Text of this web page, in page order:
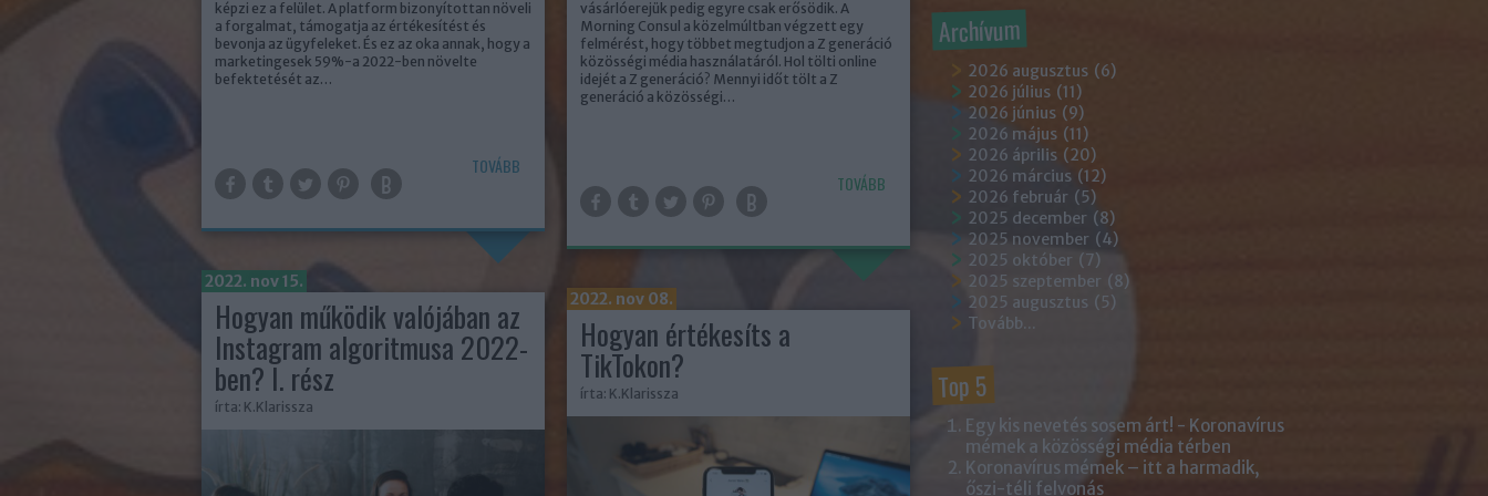
vásárlóerejük pedig egyre csak erősödik. A
Morning Consul a közelmúltban végzett egy
felmérést, hogy többet megtudjon a Z generáció
közösségi média használatáról. Hol tölti online
idejét a Z generáció? Mennyi időt tölt a Z
generáció a közösségi…
TOVÁBB
2022. nov 08.
Hogyan értékesíts a
TikTokon?
írta: K.Klarissza
képzi ez a felület. A platform bizonyítottan növeli
a forgalmat, támogatja az értékesítést és
bevonja az ügyfeleket. És ez az oka annak, hogy a
marketingesek 59%-a 2022-ben növelte
befektetését az…
TOVÁBB
2022. nov 15.
Hogyan működik valójában az
Instagram algoritmusa 2022-
ben? I. rész
írta: K.Klarissza
Archívum
2026 augusztus (6)
2026 július (11)
2026 június (9)
2026 május (11)
2026 április (20)
2026 március (12)
2026 február (5)
2025 december (8)
2025 november (4)
2025 október (7)
2025 szeptember (8)
2025 augusztus (5)
Tovább...
Top 5
Egy kis nevetés sosem árt! - Koronavírus
mémek a közösségi média térben
Koronavírus mémek – itt a harmadik,
őszi-téli felvonás